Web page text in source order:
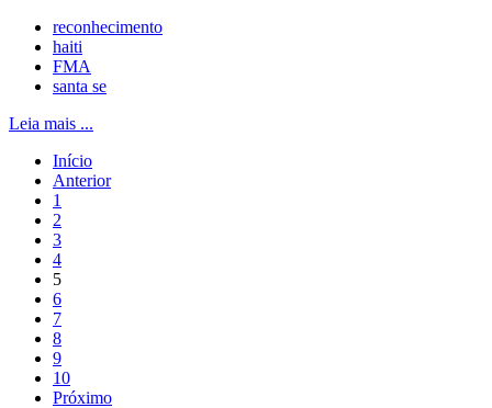
reconhecimento
haiti
FMA
santa se
Leia mais ...
Início
Anterior
1
2
3
4
5
6
7
8
9
10
Próximo